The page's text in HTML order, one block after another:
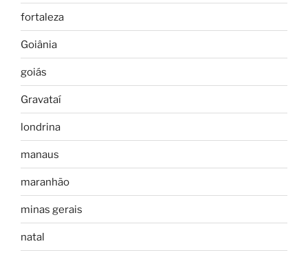
fortaleza
Goiânia
goiás
Gravataí
londrina
manaus
maranhão
minas gerais
natal